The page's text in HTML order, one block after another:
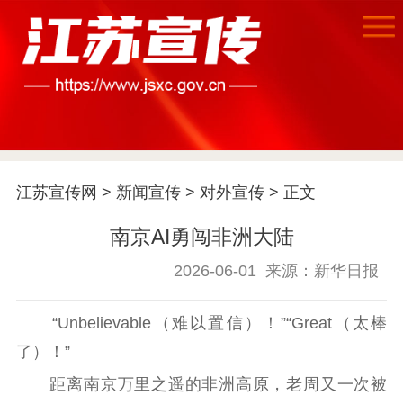
江苏宣传网 > 新闻宣传> 对外宣传> 正文
南京AI勇闯非洲大陆
2026-06-01 来源：新华日报
“Unbelievable（难以置信）！”“Great（太棒
了）！”
距离南京万里之遥的非洲高原，老周又一次被